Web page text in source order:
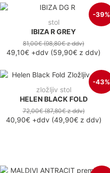
-39%
stol
IBIZA R GREY
81,00€(98,80€z ddv)
49,10€ +ddv (59,90€ z ddv)
-43%
zložljiv stol
HELEN BLACK FOLD
72,00€(87,80€z ddv)
40,90€+ddv(49,90€z ddv)